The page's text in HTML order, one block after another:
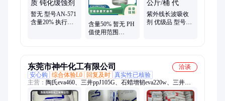
暂无 型号AN-571
含量20% 执行质
含量50% 暂无 PH
值使用范围
紫外线长波吸收
剂 优级品 型号
东莞市神牛化工有限公司
洽谈
安心购
综合体验L0 回复及时 真实性已核验
主营： 陶氏eva460、三井ppJ105G、石蜡增韧eva220w、三井
eva260、热熔级eva250、普瑞曼ppj105g